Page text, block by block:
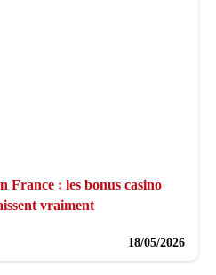
France : les bonus casino
vraiment
18/05/2026